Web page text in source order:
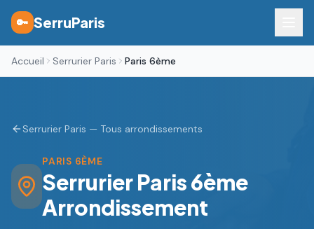
🔑 SerruParis
Accueil Serrurier Paris Paris 6ème
Serrurier Paris — Tous arrondissements
PARIS 6ÈME
Serrurier Paris6ème
Arrondissement